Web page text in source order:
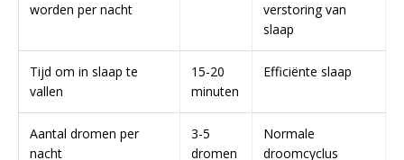
worden per nacht
verstoring van
slaap
Tijd om in slaap te
vallen
15-20
minuten
Efficiënte slaap
Aantal dromen per
nacht
3-5
dromen
Normale
droomcyclus